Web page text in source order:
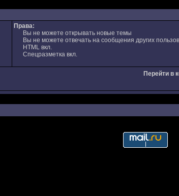
Права:
Вы не можете открывать новые темы
Вы не можете отвечать на сообщения других
HTML вкл.
Спецразметка вкл.
Перейти в